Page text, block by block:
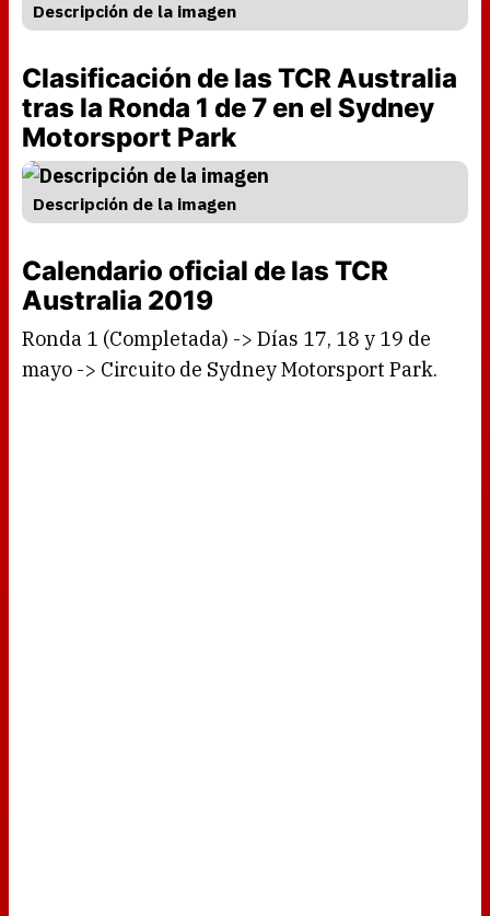
Descripción de la imagen
Clasificación de las TCR Australia
tras la Ronda 1 de 7 en el Sydney
Motorsport Park
Descripción de la imagen
Calendario oficial de las TCR
Australia 2019
Ronda 1 (Completada) -> Días 17, 18 y 19 de
mayo -> Circuito de Sydney Motorsport Park.